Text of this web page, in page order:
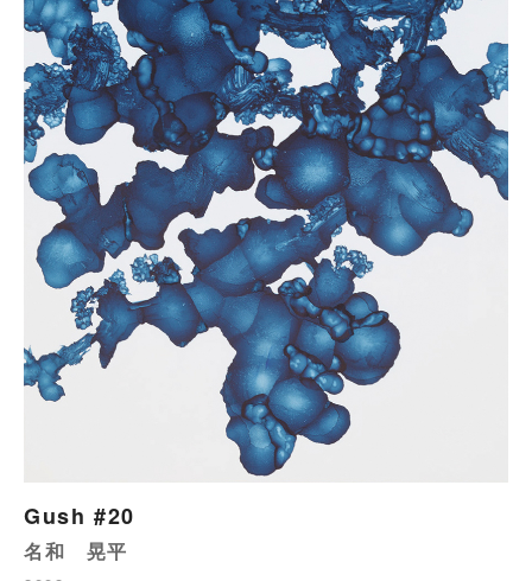
Gush #20
名和 晃平